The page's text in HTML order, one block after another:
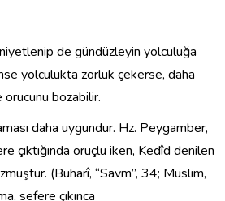
de gündüzleyin yolculuğa
yolculukta zorluk çekerse, daha
bozabilir.
daha uygundur. Hz. Peygamber,
çıktığında oruçlu iken, Kedîd denilen
(Buharî, “Savm”, 34; Müslim,
sefere çıkınca